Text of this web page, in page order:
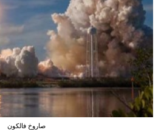
صاروخ فالكون